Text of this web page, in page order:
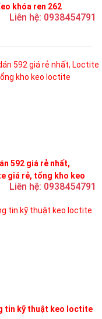
khóa ren 262
Liên hệ: 0938454791
592 giá rẻ nhất,
giá rẻ, tổng kho keo
Liên hệ: 0938454791
tin kỹ thuật keo loctite